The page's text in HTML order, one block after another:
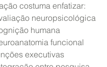
costuma enfatizar:
avaliação neuropsicológica
cognição humana
neuroanatomia funcional
funções executivas